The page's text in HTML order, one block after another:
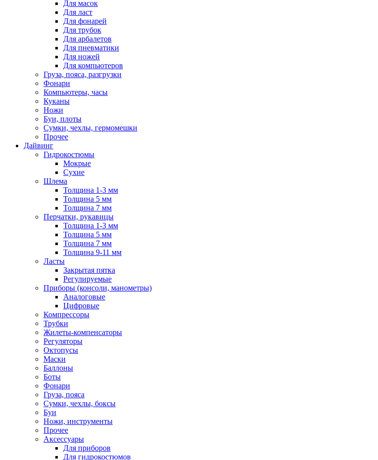
Для масок
Для ласт
Для фонарей
Для трубок
Для арбалетов
Для пневматики
Для ножей
Для компьютеров
Груза, пояса, разгрузки
Фонари
Компьютеры, часы
Куканы
Ножи
Буи, плоты
Сумки, чехлы, гермомешки
Прочее
Дайвинг
Гидрокостюмы
Мокрые
Сухие
Шлема
Толщина 1-3 мм
Толщина 5 мм
Толщина 7 мм
Перчатки, рукавицы
Толщина 1-3 мм
Толщина 5 мм
Толщина 7 мм
Толщина 9-11 мм
Ласты
Закрытая пятка
Регулируемые
Приборы (консоли, манометры)
Аналоговые
Цифровые
Компрессоры
Трубки
Жилеты-компенсаторы
Регуляторы
Октопусы
Маски
Баллоны
Боты
Фонари
Груза, пояса
Сумки, чехлы, боксы
Буи
Ножи, инструменты
Прочее
Аксессуары
Для приборов
Для гидрокостюмов